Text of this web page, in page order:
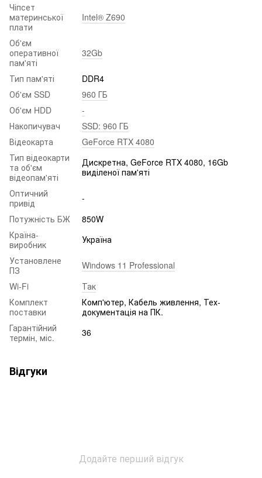
Чіпсет
материнської
плати
Intel® Z690
Об'єм
оперативної
пам'яті
32Gb
Тип пам'яті
DDR4
Об'єм SSD
960 ГБ
Об'єм HDD
-
Накопичувач
SSD: 960 ГБ
Відеокарта
GeForce RTX 4080
Тип відеокарти
та об'єм
відеопам'яті
Дискретна, GeForce RTX 4080, 16Gb
виділеної пам'яті
Оптичний
привід
-
Потужність БЖ
850W
Країна-
виробник
Україна
Установлене
ПЗ
Windows 11 Professional
Wi-Fi
Так
Комплект
поставки
Комп'ютер, Кабель живлення, Тех-
документація на ПК.
Гарантійний
термін, міс.
36
Відгуки
Додайте перший відгук